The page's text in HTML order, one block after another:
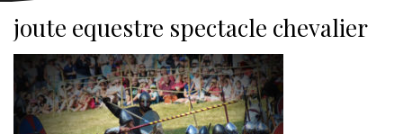
joute equestre spectacle chevalier